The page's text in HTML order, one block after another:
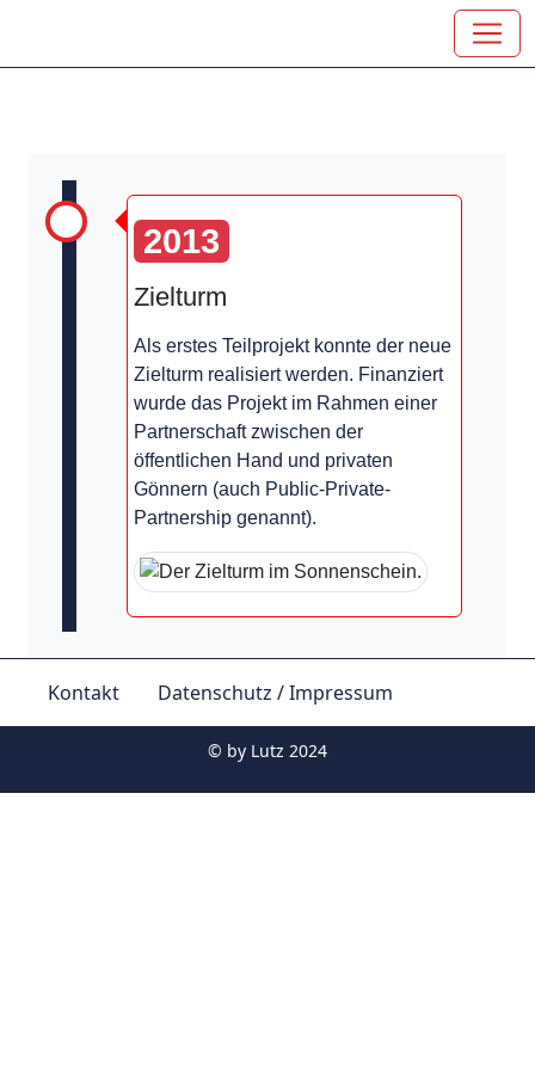
2013
Zielturm
Als erstes Teilprojekt konnte der neue
Zielturm realisiert werden. Finanziert
wurde das Projekt im Rahmen einer
Partnerschaft zwischen der
öffentlichen Hand und privaten
Gönnern (auch Public-Private-
Partnership genannt).
Kontakt Datenschutz / Impressum
© by Lutz 2024